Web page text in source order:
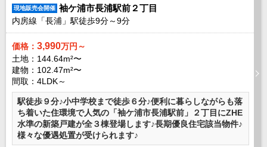
現地販売会開催 袖ケ浦市長浦駅前２丁目
内房線「長浦」駅徒歩9分～9分
価格： 3,990万円～
土地：144.64m²〜
建物：102.47m²〜
間取：4LDK～
駅徒歩９分♪小中学校まで徒歩６分♪便利に暮らしながらも落
ち着いた住環境で人気の「袖ケ浦市長浦駅前」２丁目にZHE
水準の新築戸建が全３棟登場します♪長期優良住宅該当物件♪
様々な優遇処置が受けられます♪
路線から探す
エリアから物件検索
松戸･柏方面エリア
松戸･柏方面エリアの新築一戸建
松戸･柏方面エリアの中古一戸建
松戸･柏方面エリアのマンション
松戸･柏方面エリアの土地
成田･銚子方面エリア